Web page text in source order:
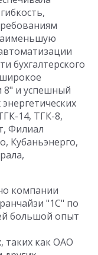
бухгалтерского
8" и успешный
14, ТГК-8,
Филиал
Кубаньэнерго,
компании
"1С" по
большой опыт
таких как ОАО